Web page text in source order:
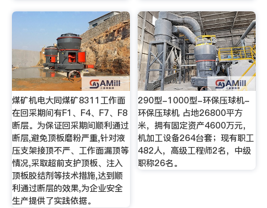
煤矿机电大同煤矿8311工作面
在回采期间有F1、F4、F7、F8
断层。为保证回采期间顺利通过
断层,避免顶板磨粉严重,针对液
压支架接顶不严、工作面漏顶等
情况,采取超前支护顶板、注入
顶板胶结剂等技术措施,达到顺
利通过断层的效果,为企业安全
生产提供了实践依据。
290型-1000型-环保压球机-
环保压球机 占地26800平方
米，拥有固定资产4600万元，
机加工设备264台套；现有职工
482人，高级工程师2名，中级
职称26名。